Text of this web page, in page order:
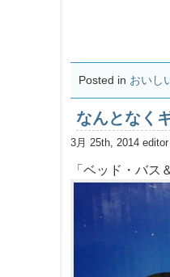
Posted in おいし
なんとなく
3月 25th, 2014 editor
「ベッド・バ